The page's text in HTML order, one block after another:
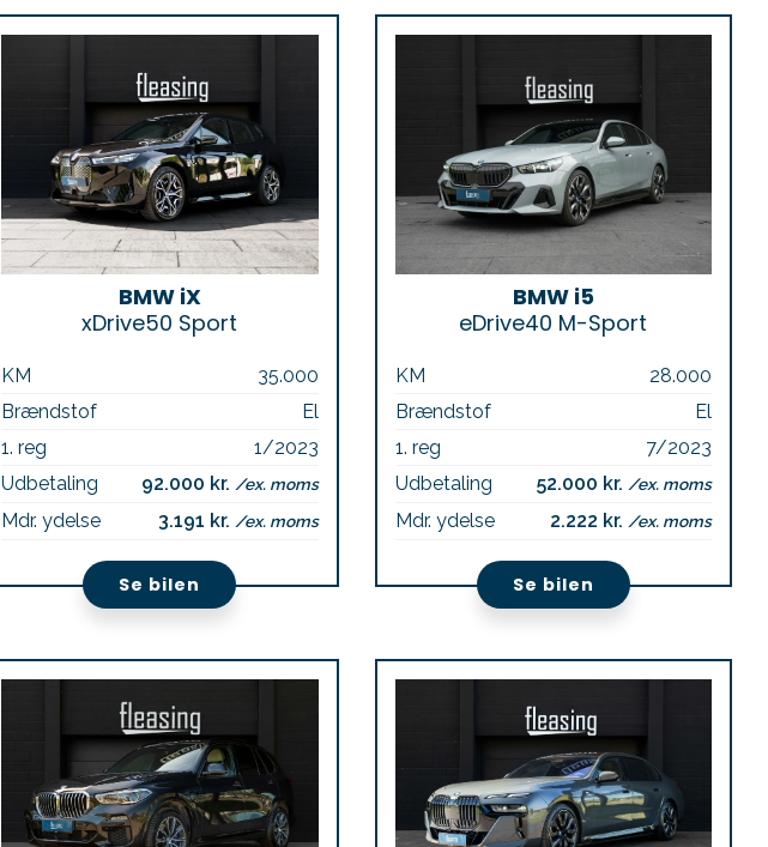
BMW iX
xDrive50 Sport
KM
35.000
Brændstof
El
1. reg
1/2023
Udbetaling
92.000 kr. /ex. moms
Mdr. ydelse 3.191 kr. /ex. moms
Se bilen
BMW i5
eDrive40 M-Sport
KM
28.000
Brændstof
El
1. reg
7/2023
Udbetaling
52.000 kr. /ex. moms
Mdr. ydelse 2.222 kr. /ex. moms
Se bilen